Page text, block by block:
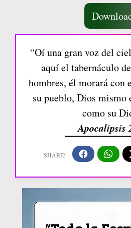
“Oí una gran voz del
aquí el tabernáculo
hombres, él morará con
su pueblo, Dios mismo
como su
Apocalipsis